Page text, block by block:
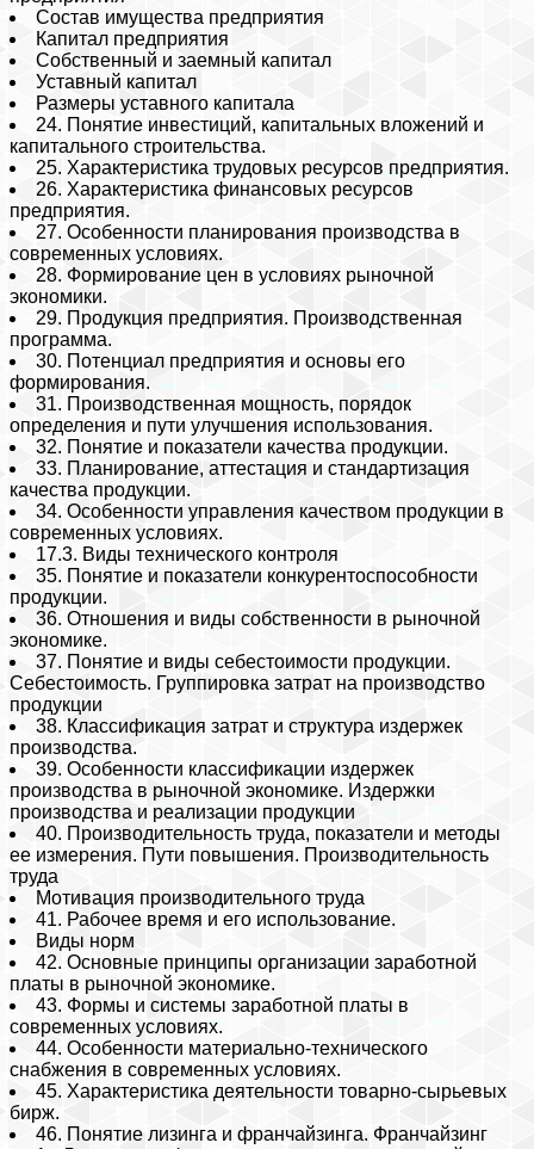
Состав имущества предприятия
Капитал предприятия
Собственный и заемный капитал
Уставный капитал
Размеры уставного капитала
24. Понятие инвестиций, капитальных вложений и
капитального строительства.
25. Характеристика трудовых ресурсов предприятия.
26. Характеристика финансовых ресурсов
предприятия.
27. Особенности планирования производства в
современных условиях.
28. Формирование цен в условиях рыночной
экономики.
29. Продукция предприятия. Производственная
программа.
30. Потенциал предприятия и основы его
формирования.
31. Производственная мощность, порядок
определения и пути улучшения использования.
32. Понятие и показатели качества продукции.
33. Планирование, аттестация и стандартизация
качества продукции.
34. Особенности управления качеством продукции в
современных условиях.
17.3. Виды технического контроля
35. Понятие и показатели конкурентоспособности
продукции.
36. Отношения и виды собственности в рыночной
экономике.
37. Понятие и виды себестоимости продукции.
Себестоимость. Группировка затрат на производство
продукции
38. Классификация затрат и структура издержек
производства.
39. Особенности классификации издержек
производства в рыночной экономике. Издержки
производства и реализации продукции
40. Производительность труда, показатели и методы
ее измерения. Пути повышения. Производительность
труда
Мотивация производительного труда
41. Рабочее время и его использование.
Виды норм
42. Основные принципы организации заработной
платы в рыночной экономике.
43. Формы и системы заработной платы в
современных условиях.
44. Особенности материально-технического
снабжения в современных условиях.
45. Характеристика деятельности товарно-сырьевых
бирж.
46. Понятие лизинга и франчайзинга. Франчайзинг